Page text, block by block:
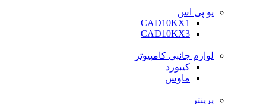
یو پی اس
CAD10KX1
CAD10KX3
لوازم جانبی کامپیوتر
کیبورد
ماوس
پرینتر